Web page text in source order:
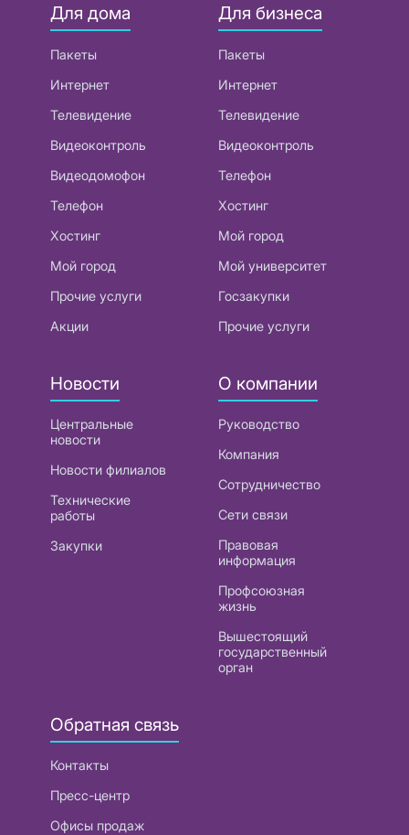
Для дома
Пакеты
Интернет
Телевидение
Видеоконтроль
Видеодомофон
Телефон
Хостинг
Мой город
Прочие услуги
Акции
Для бизнеса
Пакеты
Интернет
Телевидение
Видеоконтроль
Телефон
Хостинг
Мой город
Мой университет
Госзакупки
Прочие услуги
Новости
Центральные
новости
Новости филиалов
Технические
работы
Закупки
О компании
Руководство
Компания
Сотрудничество
Сети связи
Правовая
информация
Профсоюзная
жизнь
Вышестоящий
государственный
орган
Обратная связь
Контакты
Пресс-центр
Офисы продаж